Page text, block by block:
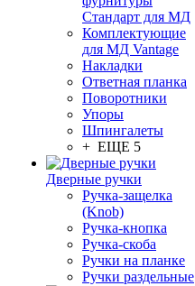
Стандарт для МД
Комплектующие
для МД Vantage
Накладки
Ответная планка
Поворотники
Упоры
Шпингалеты
+ ЕЩЕ 5
Дверные ручки
Ручка-защелка
(Knob)
Ручка-кнопка
Ручка-скоба
Ручки на планке
Ручки раздельные